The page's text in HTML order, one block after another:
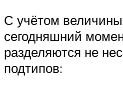
С учётом
сегодняшний
разделяются не
подтипов: